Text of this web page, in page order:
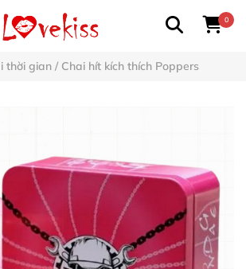
0
thời gian / Chai hít kích thích Poppers